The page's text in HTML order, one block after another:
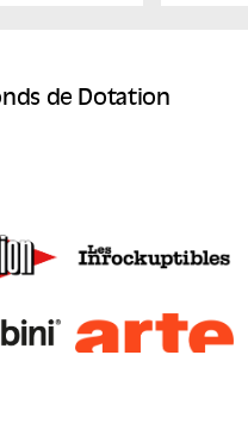
—
—
de Dotation